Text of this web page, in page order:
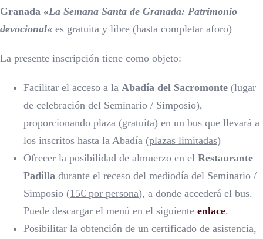
Granada «La Semana Santa de Granada: Patrimonio
devocional« es gratuita y libre(hasta completar aforo)
La presente inscripción tiene como objeto:
Facilitar el acceso a la Abadía del Sacromonte(lugar
de celebración del Seminario / Simposio),
proporcionando plaza (gratuita) en un bus que llevará a
los inscritos hasta la Abadía (plazas limitadas)
Ofrecer la posibilidad de almuerzo en el Restaurante
Padilla durante el receso del mediodía del Seminario /
Simposio (15€ por persona), a donde accederá el bus.
Puede descargar el menú en el siguiente enlace.
Posibilitar la obtención de un certificado de asistencia,